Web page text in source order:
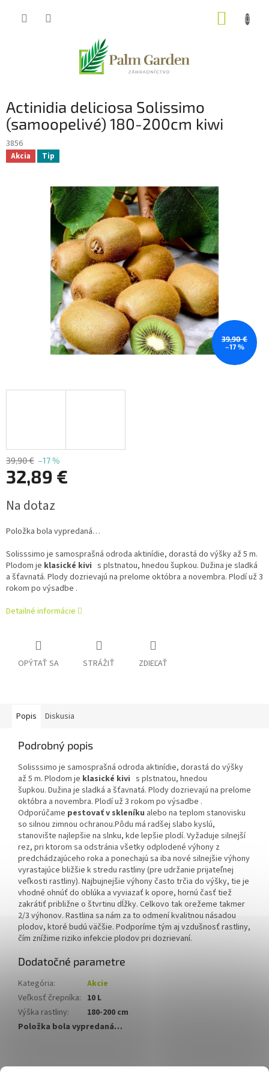
Actinidia deliciosa Solissimo
(samoopelivé) 180-200cm kiwi
3856
Akcia Tip
39,90 €
–17 %
39,90 € –17 %
32,89 €
cena:
Na dotaz
Položka bola vypredaná…
Solisssimo je samosprašná odroda aktinídie, dorastá do výšky až 5 m.
Plodom je klasické kivi s plstnatou, hnedou šupkou. Dužina je sladká
a šťavnatá. Plody dozrievajú na prelome októbra a novembra. Plodí už 3
rokom po výsadbe .
Detailné informácie
OPÝTAŤ SA STRÁŽIŤ ZDIEĽAŤ
Popis Diskusia
Podrobný popis
Solisssimo je samosprašná odroda aktinídie, dorastá do výšky
až 5 m. Plodom je klasické kivi s plstnatou, hnedou
šupkou. Dužina je sladká a šťavnatá. Plody dozrievajú na prelome
októbra a novembra. Plodí už 3 rokom po výsadbe .
Odporúčame pestovať v skleníku alebo na teplom stanovisku
so silnou zimnou ochranou.Pôdu má radšej slabo kyslú,
stanovište najlepšie na slnku, kde lepšie plodí. Vyžaduje silnejší
rez, pri ktorom sa odstránia všetky odplodené výhony z
predchádzajúceho roka a ponechajú sa iba nové silnejšie výhony
vyrastajúce bližšie k stredu rastliny (pre udržanie prijateľnej
veľkosti rastliny). Najbujnejšie výhony často trčia do výšky, tie je
vhodné ohnúť do oblúka a vyviazať k opore, hornú časť tiež
zakrátiť približne o štvrtinu dĺžky. Celkovo tak orežeme takmer
2/3 výhonov. Rastlina sa nám za to odmení kvalitnou násadou
plodov, ktoré budú väčšie. Podporíme tým aj vzdušnosť rastliny,
čím znížime riziko infekcie plodov pri dozrievaní.
Dodatočné parametre
Kategória:
Akcie
Veľkosť črepníka: 10 L
Výška rastliny:
180-200 cm
Položka bola vypredaná…